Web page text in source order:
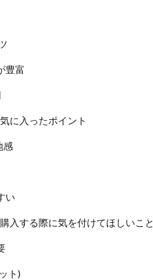
豊富
に入ったポイント
感
い
入する際に気を付けてほしいこと
ト)